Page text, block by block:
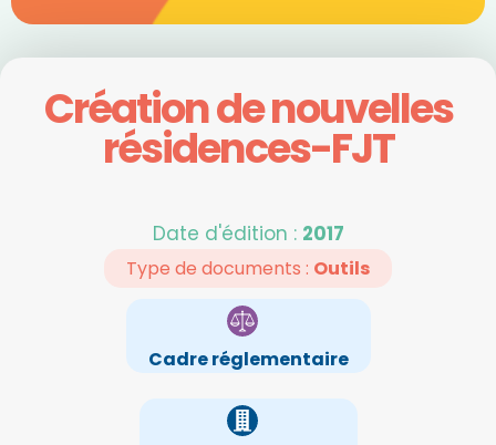
Création de nouvelles
résidences-FJT
Date d'édition : 2017
Type de documents : Outils
Cadre réglementaire